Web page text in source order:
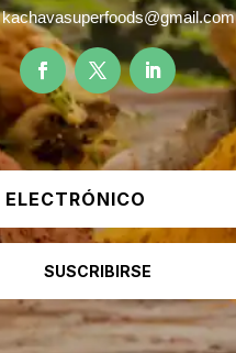
kachavasuperfoods@gmail.com
SUSCRIBIRSE